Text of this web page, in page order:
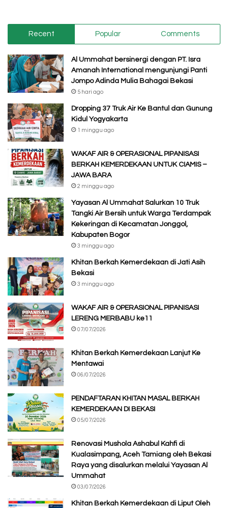
Recent Popular Comments
Al Ummahat bersinergi dengan PT. Isra
Amanah International mengunjungi Panti
Jompo Adinda Mulia Bahagai Bekasi
5 hari ago
Dropping 37 Truk Air Ke Bantul dan Gunung
Kidul Yogyakarta
1 minggu ago
WAKAF AIR & OPERASIONAL PIPANISASI
BERKAH KEMERDEKAAN UNTUK CIAMIS –
JAWA BARA
2 minggu ago
Yayasan Al Ummahat Salurkan 10 Truk
Tangki Air Bersih untuk Warga Terdampak
Kekeringan di Kecamatan Jonggol,
Kabupaten Bogor
3 minggu ago
Khitan Berkah Kemerdekaan di Jati Asih
Bekasi
3 minggu ago
WAKAF AIR & OPERASIONAL PIPANISASI
LERENG MERBABU ke11
07/07/2026
Khitan Berkah Kemerdekaan Lanjut Ke
Mentawai
06/07/2026
PENDAFTARAN KHITAN MASAL BERKAH
KEMERDEKAAN DI BEKASI
05/07/2026
Renovasi Mushola Ashabul Kahfi di
Kualasimpang, Aceh Tamiang oleh Bekasi
Raya yang disalurkan melalui Yayasan Al
Ummahat
03/07/2026
Khitan Berkah Kemerdekaan di Liput Oleh